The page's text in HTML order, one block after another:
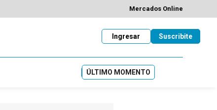
Mercados Online
Suscribite
Ingresar
ÚLTIMO MOMENTO